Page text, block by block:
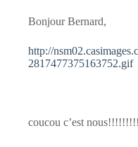
Bonjour Bernard,
http://
2817477375163752.gif
coucou c’est